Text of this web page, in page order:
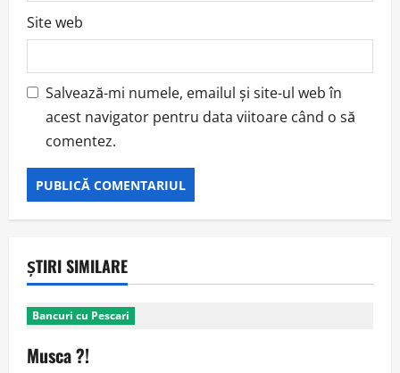
Site web
Salvează-mi numele, emailul și site-ul web în
acest navigator pentru data viitoare când o să
comentez.
ȘTIRI SIMILARE
Bancuri cu Pescari
Musca ?!